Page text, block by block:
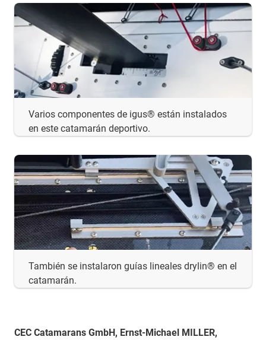
Varios componentes de igus® están instalados
en este catamarán deportivo.
También se instalaron guías lineales drylin® en el
catamarán.
CEC Catamarans GmbH, Ernst-Michael MILLER,